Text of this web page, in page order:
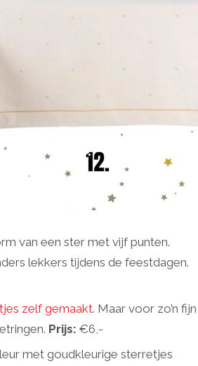
van een ster met vijf punten.
lekkers tijdens de feestdagen.
zelf gemaakt. Maar voor zo’n fijn
Prijs: €6,-
met goudkleurige sterretjes